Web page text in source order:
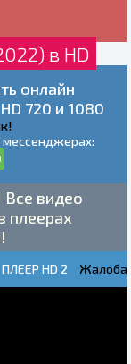
в HD
онлайн
720 и 1080
мессенджерах:
Все видео
плеерах
ПЛЕЕР HD 2 Жалоба!